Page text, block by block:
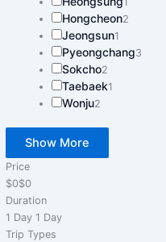
Hongcheon2
Jeongsun1
Pyeongchang3
Sokcho2
Taebaek1
Wonju2
Show More
Price
$0$0
Duration
1 Day 1 Day
Trip Types